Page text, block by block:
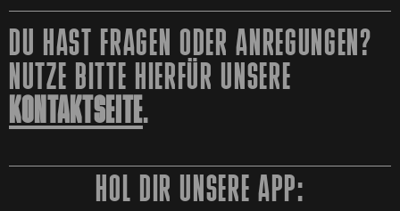
DU HAST FRAGEN ODER ANREGUNGEN?
NUTZE BITTE HIERFÜR UNSERE
KONTAKTSEITE.
HOL DIR UNSERE APP: